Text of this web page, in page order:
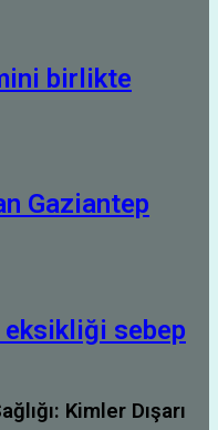
birlikte
Gaziantep
eksikliği sebep
Kimler Dışarı